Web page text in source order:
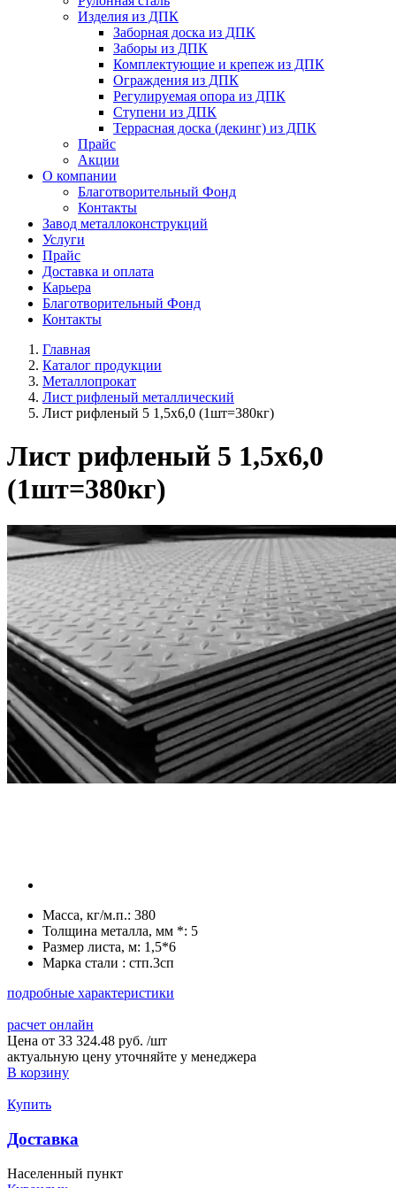
Изделия из ДПК
Заборная доска из ДПК
Заборы из ДПК
Комплектующие и крепеж из ДПК
Ограждения из ДПК
Регулируемая опора из ДПК
Ступени из ДПК
Террасная доска (декинг) из ДПК
Прайс
Акции
О компании
Благотворительный Фонд
Контакты
Завод металлоконструкций
Услуги
Прайс
Доставка и оплата
Карьера
Благотворительный Фонд
Контакты
Главная
Каталог продукции
Металлопрокат
Лист рифленый металлический
Лист рифленый 5 1,5х6,0 (1шт=380кг)
Лист рифленый 5 1,5х6,0
(1шт=380кг)
Масса, кг/м.п.: 380
Толщина металла, мм *: 5
Размер листа, м: 1,5*6
Марка стали : стп.3сп
подробные характеристики
расчет онлайн
Цена от 33 324.48 руб. /шт
актуальную цену уточняйте у менеджера
В корзину
Купить
Доставка
Населенный пункт